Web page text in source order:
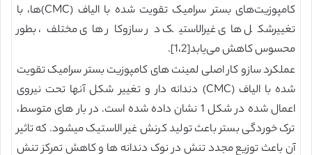
کامپوزیت‌های بستر سرامیک تقویت شده با الیاف (CMC)ها، با
تغییر‌شکل های غیرالاستیک در سازوکار های مختلف، بطور
محسوس کاهش می‌یابد[1،2].
عملکرد سازو کار اصلی لمینت های کامپوزیت‌ بستر سرامیک تقویت
شده با الیاف (CMC) دندانه دار و تغییر شکل آنها تحت نیروی
اعمال شده در شکل 1 نشان داده شده است. در بار های متوسط،
ترک خوردگی بستر باعث تولید کرنش غیر الاستیک میشود. که تاثیر
آن باعث توزیع مجدد تنش در نوک دندانه ها و کاهش تمرکز تنش